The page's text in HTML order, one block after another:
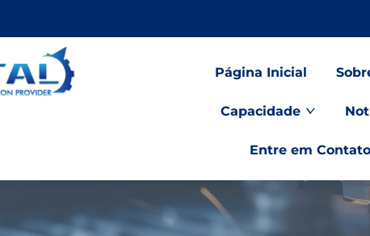
Página Inicial
Capacidade
Entre em Contato